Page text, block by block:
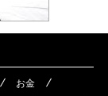
お金